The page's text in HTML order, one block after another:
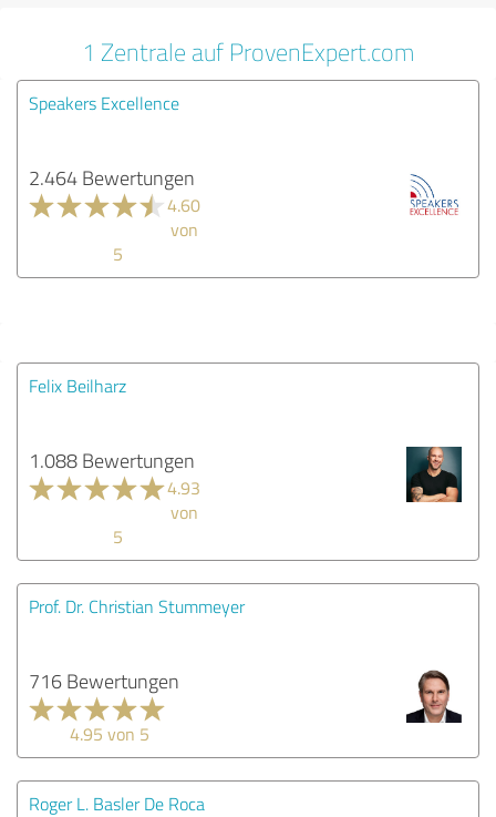
1 Zentrale auf ProvenExpert.com
Speakers Excellence
2.464 Bewertungen
4.60
von
5
Felix Beilharz
1.088 Bewertungen
4.93
von
5
Prof. Dr. Christian Stummeyer
716 Bewertungen
4.95 von 5
Roger L. Basler De Roca